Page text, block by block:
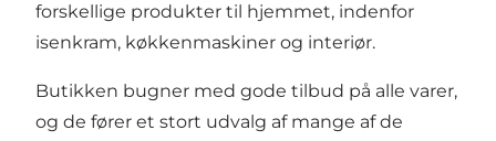
forskellige produkter til hjemmet, indenfor
isenkram, køkkenmaskiner og interiør.
Butikken bugner med gode tilbud på alle varer,
og de fører et stort udvalg af mange af de